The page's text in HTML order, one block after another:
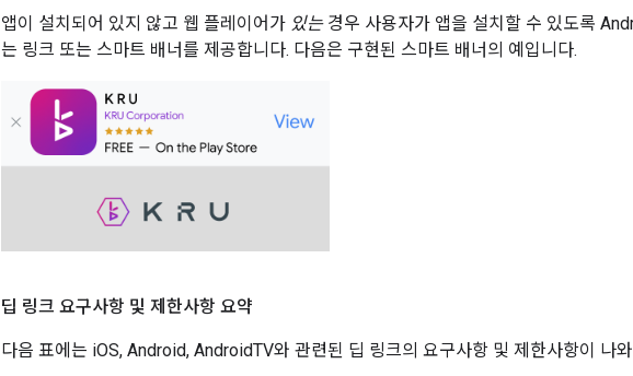
앱이 설치되어 있지 않고 웹 플레이어가 있는경우 사용자가 앱을 설치할 수 있도록
는 링크 또는 스마트 배너를 제공합니다. 다음은 구현된 스마트 배너의 예입니다.
딥 링크 요구사항 및 제한사항 요약
다음 표에는 iOS, Android, AndroidTV와 관련된 딥 링크의 요구사항 및 제한사항이 나